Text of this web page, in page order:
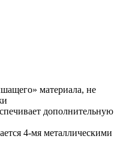
материала, не
дополнительную
4-мя металлическими